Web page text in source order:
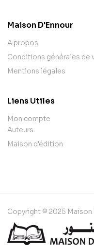
Maison D'Ennour
A propos
Conditions générales de
Mentions légales
Liens Utiles
Mon compte
Auteurs
Maison d'édition
Copyright © 2025 Maison